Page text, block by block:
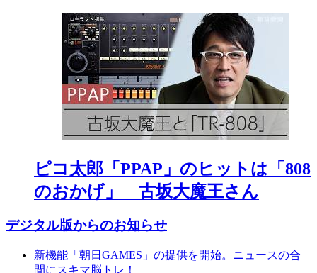
ピコ太郎「PPAP」のヒットは「808
のおかげ」 古坂大魔王さん
デジタル版からのお知らせ
新機能「朝日GAMES」の提供を開始。ニュースの合
間にスキマ脳トレ！